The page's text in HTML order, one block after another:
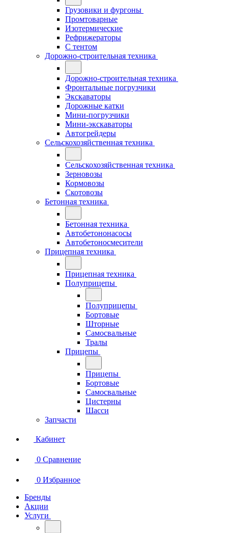
Грузовики и фургоны
Промтоварные
Изотермические
Рефрижераторы
С тентом
Дорожно-строительная техника
Дорожно-строительная техника
Фронтальные погрузчики
Экскаваторы
Дорожные катки
Мини-погрузчики
Мини-экскаваторы
Автогрейдеры
Сельскохозяйственная техника
Сельскохозяйственная техника
Зерновозы
Кормовозы
Скотовозы
Бетонная техника
Бетонная техника
Автобетононасосы
Автобетоносмесители
Прицепная техника
Прицепная техника
Полуприцепы
Полуприцепы
Бортовые
Шторные
Самосвальные
Тралы
Прицепы
Прицепы
Бортовые
Самосвальные
Цистерны
Шасси
Запчасти
Кабинет
0 Сравнение
0 Избранное
Бренды
Акции
Услуги